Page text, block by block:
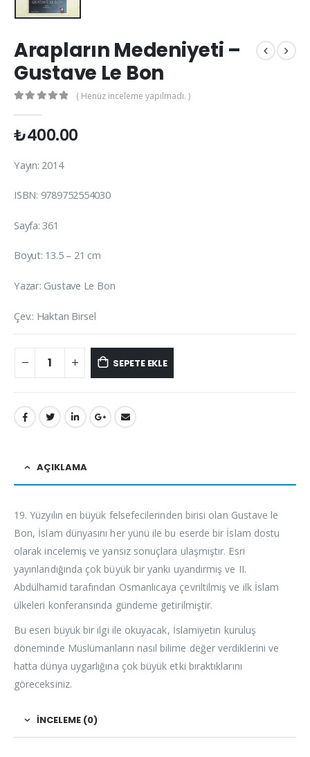
Arapların Medeniyeti –
Gustave Le Bon
( Henüz inceleme yapılmadı. )
₺400.00
Yayın: 2014
ISBN: 9789752554030
Sayfa: 361
Boyut: 13.5 – 21 cm
Yazar: Gustave Le Bon
Çev.: Haktan Birsel
SEPETE EKLE
AÇIKLAMA
19. Yüzyılın en büyük felsefecilerinden birisi olan Gustave le
Bon, İslam dünyasını her yünü ile bu eserde bir İslam dostu
olarak incelemiş ve yansız sonuçlara ulaşmıştır. Esri
yayınlandığında çok büyük bir yankı uyandırmış ve II.
Abdülhamid tarafından Osmanlıcaya çevriltilmiş ve ilk İslam
ülkeleri konferansında gündeme getirilmiştir.
Bu eseri büyük bir ilgi ile okuyacak, İslamiyetin kuruluş
döneminde Müslümanların nasıl bilime değer verdiklerini ve
hatta dünya uygarlığına çok büyük etki bıraktıklarını
göreceksiniz.
İNCELEME (0)